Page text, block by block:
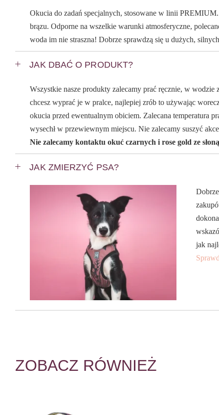
Okucia do zadań specjalnych, stosowane w linii
brązu. Odporne na wszelkie warunki atmosferyczne,
woda im nie straszna! Dobrze sprawdzą się u dużych,
JAK DBAĆ O PRODUKT?
Wszystkie nasze produkty zalecamy prać ręcznie, w wodzie
chcesz wyprać je w pralce, najlepiej zrób to używając
okucia przed ewentualnym obiciem. Zalecana temperatura
wysechł w przewiewnym miejscu. Nie zalecamy suszyć
Nie zalecamy kontaktu okuć czarnych i rose gold ze
JAK ZMIERZYĆ PSA?
jak
ZOBACZ RÓWNIEŻ